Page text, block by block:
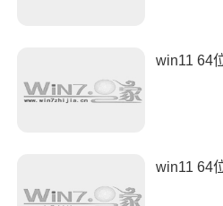
win11 64
win11 64